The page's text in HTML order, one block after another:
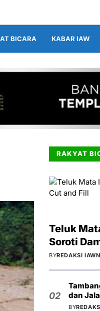
BICARA KABAR IAW
RAKYAT
Teluk
Soroti
BYREDAKSI
02
dan
BY